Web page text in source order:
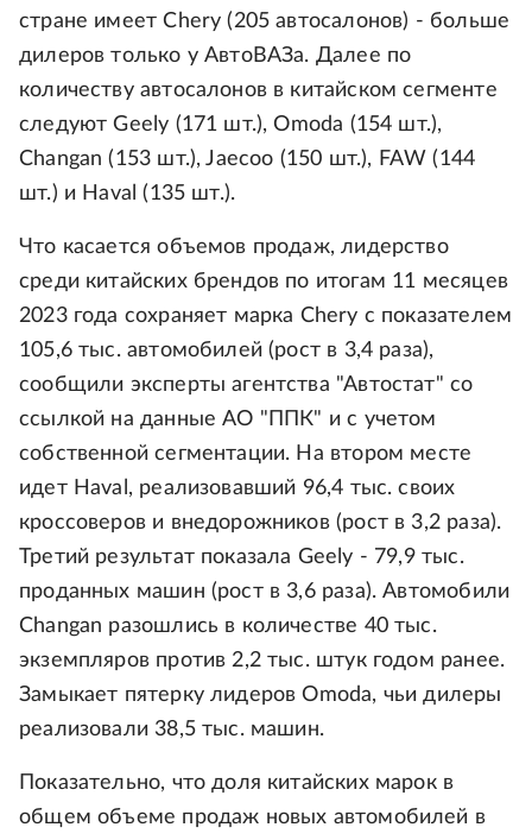
стране имеет Chery (205 автосалонов) - больше
дилеров только у АвтоВАЗа. Далее по
количеству автосалонов в китайском сегменте
следуют Geely (171 шт.), Omoda (154 шт.),
Changan (153 шт.), Jaecoo (150 шт.), FAW (144
шт.) и Haval (135 шт.).
Что касается объемов продаж, лидерство
среди китайских брендов по итогам 11 месяцев
2023 года сохраняет марка Chery с показателем
105,6 тыс. автомобилей (рост в 3,4 раза),
сообщили эксперты агентства "Автостат" со
ссылкой на данные АО "ППК" и с учетом
собственной сегментации. На втором месте
идет Haval, реализовавший 96,4 тыс. своих
кроссоверов и внедорожников (рост в 3,2 раза).
Третий результат показала Geely - 79,9 тыс.
проданных машин (рост в 3,6 раза). Автомобили
Changan разошлись в количестве 40 тыс.
экземпляров против 2,2 тыс. штук годом ранее.
Замыкает пятерку лидеров Omoda, чьи дилеры
реализовали 38,5 тыс. машин.
Показательно, что доля китайских марок в
общем объеме продаж новых автомобилей в